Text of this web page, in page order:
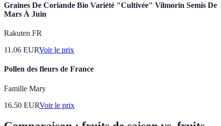
Graines De Coriande Bio Variété "Cultivée" Vilmorin Semis De
Mars À Juin
Rakuten FR
11.06 EURVoir le prix
Pollen des fleurs de France
Famille Mary
16.50 EURVoir le prix